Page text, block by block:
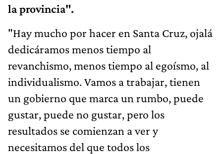
la provincia".
"Hay mucho por hacer en Santa Cruz, ojalá
dedicáramos menos tiempo al
revanchismo, menos tiempo al egoísmo, al
individualismo. Vamos a trabajar, tienen
un gobierno que marca un rumbo, puede
gustar, puede no gustar, pero los
resultados se comienzan a ver y
necesitamos del que todos los